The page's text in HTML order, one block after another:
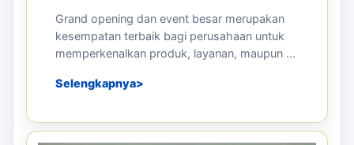
Grand opening dan event besar merupakan
kesempatan terbaik bagi perusahaan untuk
memperkenalkan produk, layanan, maupun ...
Selengkapnya